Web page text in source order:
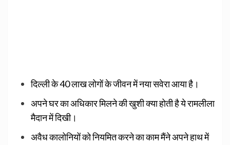
दिल्ली के 40 लाख लोगों के जीवन में नया सवेरा आया है।
अपने घर का अधिकार मिलने की खुशी क्या होती है ये रामलीला
मैदान में दिखी।
अवैध कालोनियों को नियमित करने का काम मैंने अपने हाथ में